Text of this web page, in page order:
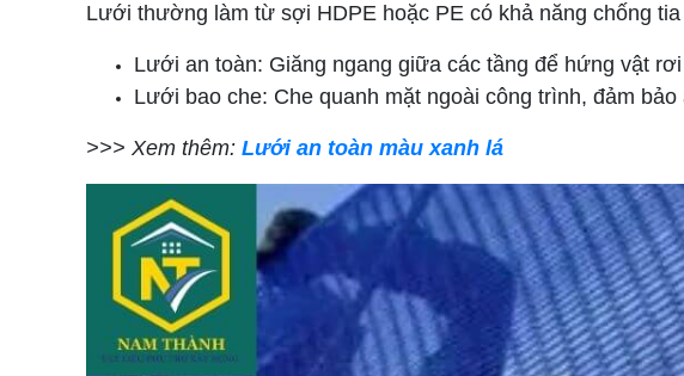
Lưới thường làm từ sợi HDPE hoặc PE có khả năng chống
Lưới an toàn: Giăng ngang giữa các tầng để hứng vật
Lưới bao che: Che quanh mặt ngoài công trình, đảm bảo
>>> Xem thêm: Lưới an toàn màu xanh lá